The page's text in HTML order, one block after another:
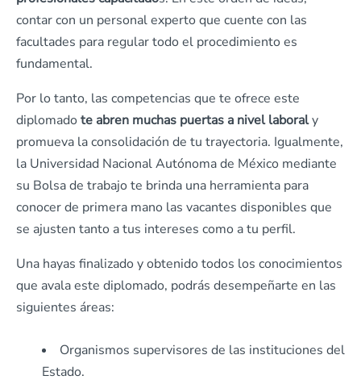
contar con un personal experto que cuente con las
facultades para regular todo el procedimiento es
fundamental.
Por lo tanto, las competencias que te ofrece este
diplomado te abren muchas puertas a nivel laboraly
promueva la consolidación de tu trayectoria. Igualmente,
la Universidad Nacional Autónoma de México mediante
su Bolsa de trabajo te brinda una herramienta para
conocer de primera mano las vacantes disponibles que
se ajusten tanto a tus intereses como a tu perfil.
Una hayas finalizado y obtenido todos los conocimientos
que avala este diplomado, podrás desempeñarte en las
siguientes áreas:
Organismos supervisores de las instituciones del
Estado.